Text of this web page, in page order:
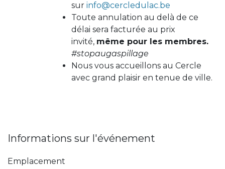
sur info@cercledulac.be
Toute annulation au delà de ce
délai sera facturée au prix
invité, même pour les membres.
#stopaugaspillage
Nous vous accueillons au Cercle
avec grand plaisir en tenue de ville.
Informations sur l'événement
Emplacement